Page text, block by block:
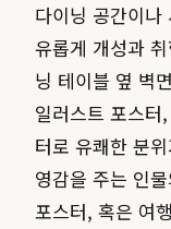
다이닝 공간이
유롭게 개성과
닝 테이블 옆 벽
일러스트 포스터
터로 유쾌한 분
영감을 주는 인
포스터, 혹은 여